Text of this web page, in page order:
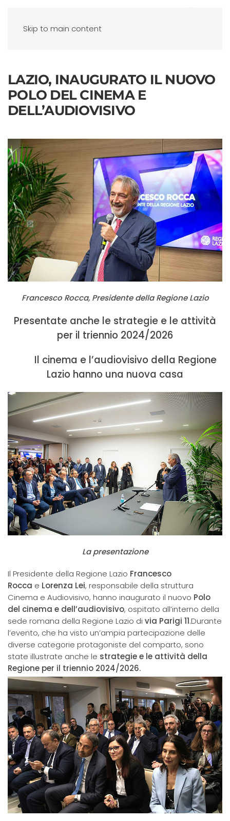
Skip to main content
LAZIO, INAUGURATO IL NUOVO
POLO DEL CINEMA E
DELL’AUDIOVISIVO
Francesco Rocca, Presidente della Regione Lazio
Presentate anche le strategie e le attività
per il triennio 2024/2026
Il cinema e l’audiovisivo della Regione
Lazio hanno una nuova casa
La presentazione
Il Presidente della Regione Lazio Francesco
Rocca e Lorenza Lei, responsabile della struttura
Cinema e Audiovisivo, hanno inaugurato il nuovo Polo
del cinema e dell’audiovisivo, ospitato all’interno della
sede romana della Regione Lazio di via Parigi 11.Durante
l’evento, che ha visto un’ampia partecipazione delle
diverse categorie protagoniste del comparto, sono
state illustrate anche le strategie e le attività della
Regione per il triennio 2024/2026.